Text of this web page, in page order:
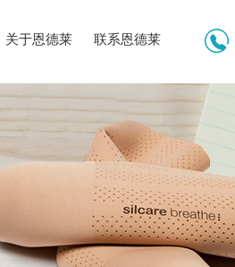
关于恩德莱 联系恩德莱